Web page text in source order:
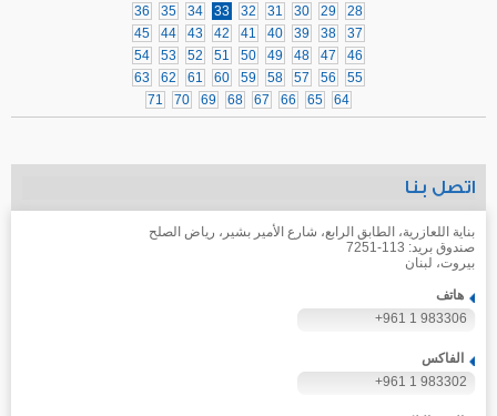
28
29
30
31
32
33
34
35
36
37
38
39
40
41
42
43
44
45
46
47
48
49
50
51
52
53
54
55
56
57
58
59
60
61
62
63
64
65
66
67
68
69
70
71
اتصل بنا
بناية اللعازرية، الطابق الرابع، شارع الأمير بشير، رياض الصلح
صندوق بريد: 113-7251
بيروت، لبنان
هاتف
+961 1 983306
الفاكس
+961 1 983302